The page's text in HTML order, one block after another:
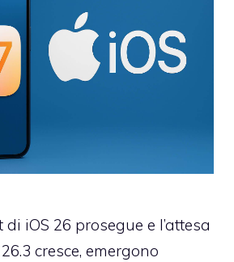
iOS 26 prosegue e l’attesa
cresce, emergono